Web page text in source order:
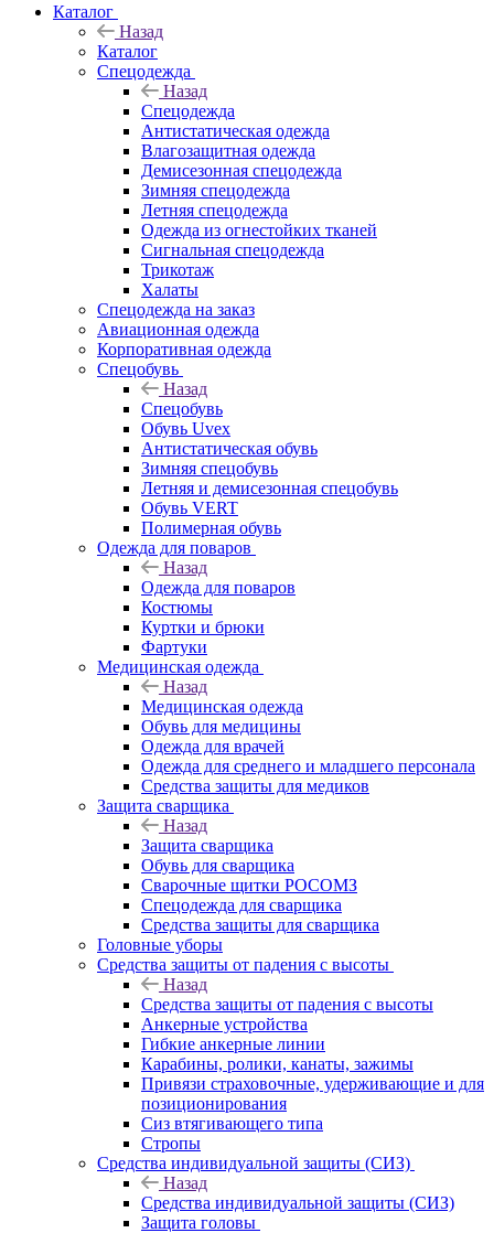
Каталог
Назад
Каталог
Спецодежда
Назад
Спецодежда
Антистатическая одежда
Влагозащитная одежда
Демисезонная спецодежда
Зимняя спецодежда
Летняя спецодежда
Одежда из огнестойких тканей
Сигнальная спецодежда
Трикотаж
Халаты
Спецодежда на заказ
Авиационная одежда
Корпоративная одежда
Спецобувь
Назад
Спецобувь
Обувь Uvex
Антистатическая обувь
Зимняя спецобувь
Летняя и демисезонная спецобувь
Обувь VERT
Полимерная обувь
Одежда для поваров
Назад
Одежда для поваров
Костюмы
Куртки и брюки
Фартуки
Медицинская одежда
Назад
Медицинская одежда
Обувь для медицины
Одежда для врачей
Одежда для среднего и младшего персонала
Средства защиты для медиков
Защита сварщика
Назад
Защита сварщика
Обувь для сварщика
Сварочные щитки РОСОМЗ
Спецодежда для сварщика
Средства защиты для сварщика
Головные уборы
Средства защиты от падения с высоты
Назад
Средства защиты от падения с высоты
Анкерные устройства
Гибкие анкерные линии
Карабины, ролики, канаты, зажимы
Привязи страховочные, удерживающие и для
позиционирования
Сиз втягивающего типа
Стропы
Средства индивидуальной защиты (СИЗ)
Назад
Средства индивидуальной защиты (СИЗ)
Защита головы